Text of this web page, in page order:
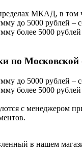
МКАД, в том
до 5000 рублей –
более 5000
по Московской
до 5000 рублей –
более 5000
с менеджером
в нашем